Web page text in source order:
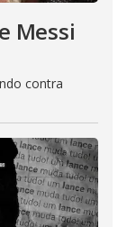
Messi
contra